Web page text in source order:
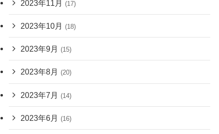
2023年11月 (17)
2023年10月 (18)
2023年9月 (15)
2023年8月 (20)
2023年7月 (14)
2023年6月 (16)